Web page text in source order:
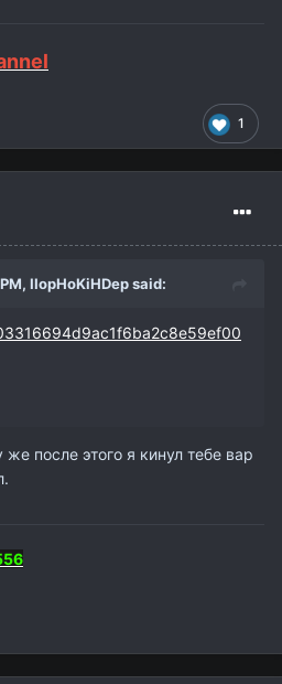
1
IIopHoKiHDepsaid:
после этого я кинул тебе вар